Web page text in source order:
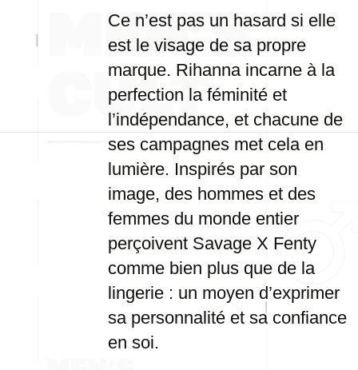
Ce n’est pas un hasard si elle
est le visage de sa propre
marque. Rihanna incarne à la
perfection la féminité et
l’indépendance, et chacune de
ses campagnes met cela en
lumière. Inspirés par son
image, des hommes et des
femmes du monde entier
perçoivent Savage X Fenty
comme bien plus que de la
lingerie : un moyen d’exprimer
sa personnalité et sa confiance
en soi.